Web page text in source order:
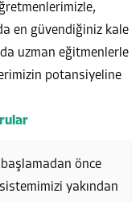
en güvendiğiniz kale
uzman eğitmenlerle
potansiyeline
başlamadan önce
yakından